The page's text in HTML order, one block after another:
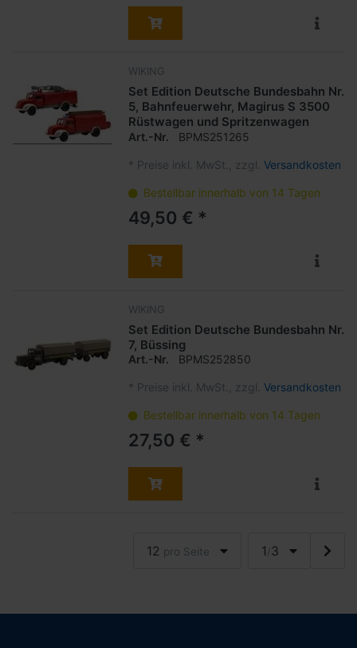
WIKING
Set Edition Deutsche Bundesbahn Nr.
5, Bahnfeuerwehr, Magirus S 3500
Rüstwagen und Spritzenwagen
Art.-Nr. BPMS251265
* Preise inkl. MwSt., zzgl. Versandkosten
Bestellbar innerhalb von 14 Tagen
49,50 € *
WIKING
Set Edition Deutsche Bundesbahn Nr.
7, Büssing
Art.-Nr. BPMS252850
* Preise inkl. MwSt., zzgl. Versandkosten
Bestellbar innerhalb von 14 Tagen
27,50 € *
12 pro Seite 1/3